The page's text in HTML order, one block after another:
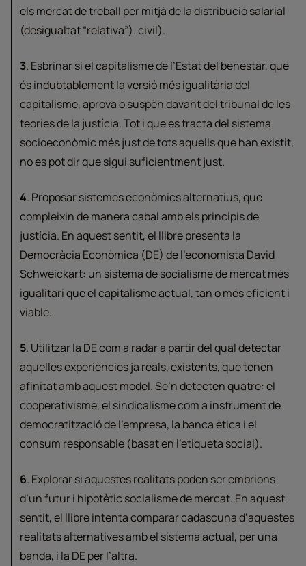
els mercat de treball per mitjà de la distribució salarial
(desigualtat “relativa”). civil).
3. Esbrinar si el capitalisme de l’Estat del benestar, que
és indubtablement la versió més igualitària del
capitalisme, aprova o suspèn davant del tribunal de les
teories de la justícia. Tot i que es tracta del sistema
socioeconòmic més just de tots aquells que han existit,
no es pot dir que sigui suficientment just.
4. Proposar sistemes econòmics alternatius, que
compleixin de manera cabal amb els principis de
justícia. En aquest sentit, el llibre presenta la
Democràcia Econòmica (DE) de l’economista David
Schweickart: un sistema de socialisme de mercat més
igualitari que el capitalisme actual, tan o més eficient i
viable.
5. Utilitzar la DE com a radar a partir del qual detectar
aquelles experiències ja reals, existents, que tenen
afinitat amb aquest model. Se’n detecten quatre: el
cooperativisme, el sindicalisme com a instrument de
democratització de l’empresa, la banca ètica i el
consum responsable (basat en l’etiqueta social).
6. Explorar si aquestes realitats poden ser embrions
d’un futur i hipotètic socialisme de mercat. En aquest
sentit, el llibre intenta comparar cadascuna d’aquestes
realitats alternatives amb el sistema actual, per una
banda, i la DE per l’altra.